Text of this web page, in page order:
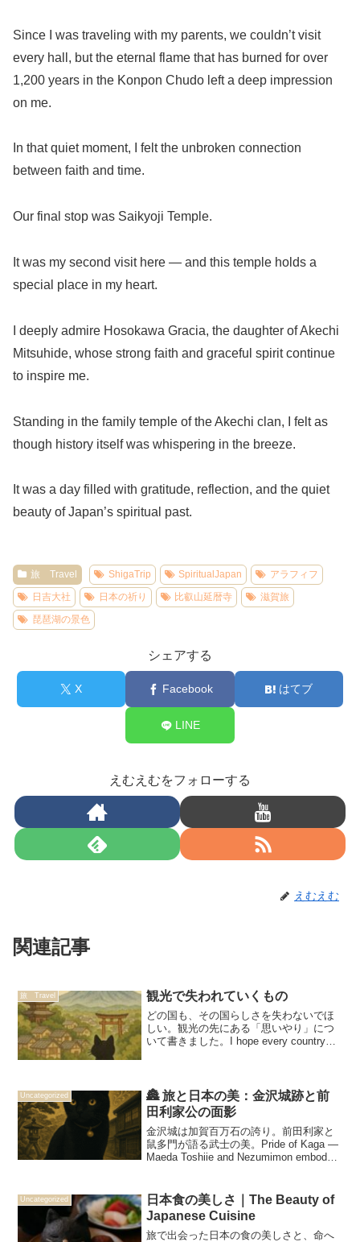
Since I was traveling with my parents, we couldn’t visit
every hall, but the eternal flame that has burned for over
1,200 years in the Konpon Chudo left a deep impression
on me.
In that quiet moment, I felt the unbroken connection
between faith and time.
Our final stop was Saikyoji Temple.
It was my second visit here — and this temple holds a
special place in my heart.
I deeply admire Hosokawa Gracia, the daughter of Akechi
Mitsuhide, whose strong faith and graceful spirit continue
to inspire me.
Standing in the family temple of the Akechi clan, I felt as
though history itself was whispering in the breeze.
It was a day filled with gratitude, reflection, and the quiet
beauty of Japan’s spiritual past.
旅 Travel ShigaTrip SpiritualJapan
アラフィフ
日吉大社
日本の祈り 比叡山延暦寺
滋賀旅
琵琶湖の景色
シェアする
X Facebook はてブ
LINE
えむえむをフォローする
えむえむ
関連記事
旅 Travel 観光で失われていくもの
どの国も、その国らしさを失わないでほ
しい。観光の先にある「思いやり」につ
いて書きました。I hope every country
Uncategorized
🏯 旅と日本の美：金沢城跡と前
田利家公の面影
金沢城は加賀百万石の誇り。前田利家と
鼠多門が語る武士の美。Pride of Kaga —
Maeda Toshiie and Nezumimon embody
Uncategorized
日本食の美しさ｜The Beauty of
Japanese Cuisine
旅で出会った日本の食の美しさと、命へ